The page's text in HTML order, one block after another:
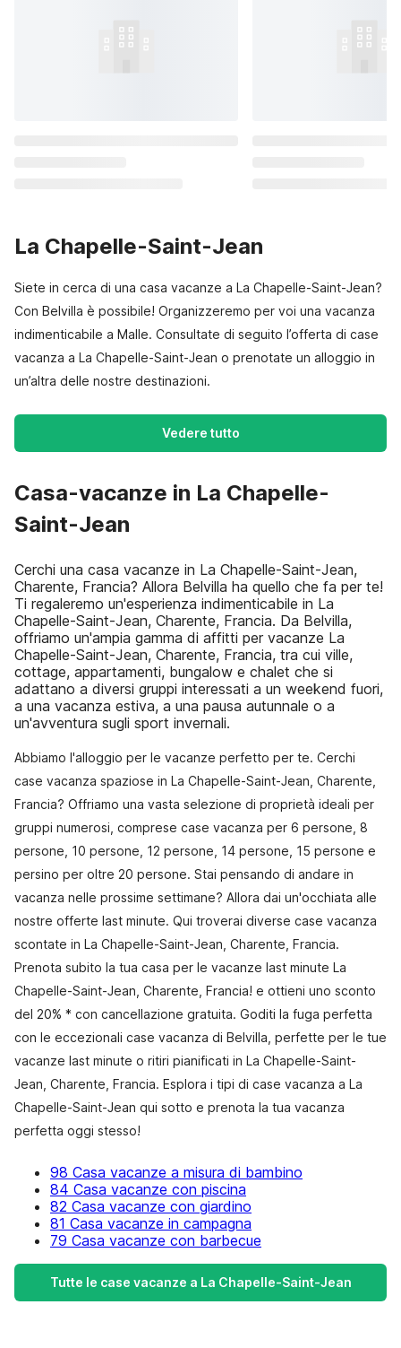
La Chapelle-Saint-Jean
Siete in cerca di una casa vacanze a La Chapelle-Saint-Jean?
Con Belvilla è possibile! Organizzeremo per voi una vacanza
indimenticabile a Malle. Consultate di seguito l’offerta di case
vacanza a La Chapelle-Saint-Jean o prenotate un alloggio in
un’altra delle nostre destinazioni.
Vedere tutto
Casa-vacanze in La Chapelle-
Saint-Jean
Cerchi una casa vacanze in La Chapelle-Saint-Jean,
Charente, Francia? Allora Belvilla ha quello che fa per te!
Ti regaleremo un'esperienza indimenticabile in La
Chapelle-Saint-Jean, Charente, Francia. Da Belvilla,
offriamo un'ampia gamma di affitti per vacanze La
Chapelle-Saint-Jean, Charente, Francia, tra cui ville,
cottage, appartamenti, bungalow e chalet che si
adattano a diversi gruppi interessati a un weekend fuori,
a una vacanza estiva, a una pausa autunnale o a
un'avventura sugli sport invernali.
Abbiamo l'alloggio per le vacanze perfetto per te. Cerchi
case vacanza spaziose in La Chapelle-Saint-Jean, Charente,
Francia? Offriamo una vasta selezione di proprietà ideali per
gruppi numerosi, comprese case vacanza per 6 persone, 8
persone, 10 persone, 12 persone, 14 persone, 15 persone e
persino per oltre 20 persone. Stai pensando di andare in
vacanza nelle prossime settimane? Allora dai un'occhiata alle
nostre offerte last minute. Qui troverai diverse case vacanza
scontate in La Chapelle-Saint-Jean, Charente, Francia.
Prenota subito la tua casa per le vacanze last minute La
Chapelle-Saint-Jean, Charente, Francia! e ottieni uno sconto
del 20% * con cancellazione gratuita. Goditi la fuga perfetta
con le eccezionali case vacanza di Belvilla, perfette per le tue
vacanze last minute o ritiri pianificati in La Chapelle-Saint-
Jean, Charente, Francia. Esplora i tipi di case vacanza a La
Chapelle-Saint-Jean qui sotto e prenota la tua vacanza
perfetta oggi stesso!
98 Casa vacanze a misura di bambino
84 Casa vacanze con piscina
82 Casa vacanze con giardino
81 Casa vacanze in campagna
79 Casa vacanze con barbecue
Tutte le case vacanze a La Chapelle-Saint-Jean